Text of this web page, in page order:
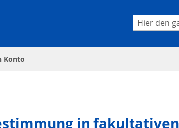
Suche
Konto
in fakultativen